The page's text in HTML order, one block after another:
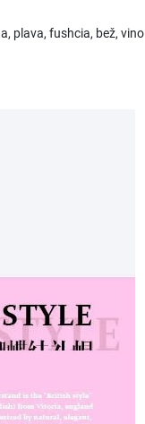
plava, fushcia, bež, vino